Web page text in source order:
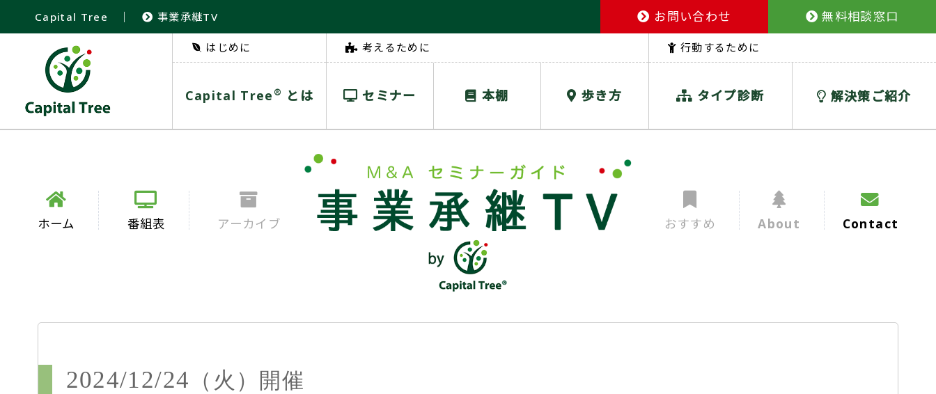
Capital Tree ｜ 事業承継TV お問い合わせ 無料相談窓口
はじめに
Capital Tree ® とは
考えるために
セミナー 本棚 歩き方
行動するために
タイプ診断 解決策ご紹介
ホーム 番組表 アーカイブ おすすめ About Contact
2024/12/24 （火） 開催